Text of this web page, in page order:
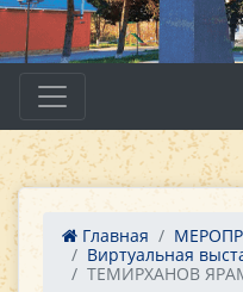
Главная
Виртуальная
ТЕМИРХАНОВ